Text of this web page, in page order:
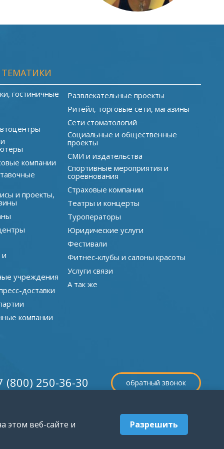
гостиничные
компании
и проекты,
учреждения
доставки
компании
Развлекательные проекты
Ритейл, торговые сети, магазины
Сети стоматологий
Социальные и общественные
проекты
СМИ и издательства
Спортивные мероприятия и
соревнования
Страховые компании
Театры и концерты
Туроператоры
Юридические услуги
Фестивали
Фитнес-клубы и салоны красоты
Услуги связи
А так же
обратный звонок
(800) 250-36-30
этом веб-сайте и Разрешить